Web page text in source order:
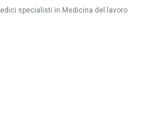
specialisti in Medicina del lavoro